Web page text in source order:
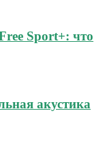
Sport+: что
акустика